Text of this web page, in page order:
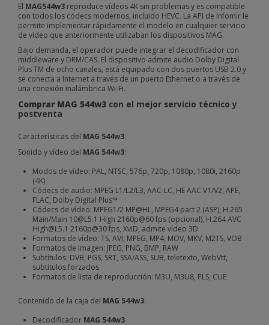
El MAG544w3 reproduce vídeos 4K sin problemas y es compatible
con todos los códecs modernos, incluido HEVC. La API de Infomir le
permite implementar rápidamente el modelo en cualquier servicio
de vídeo que anteriormente utilizaban los dispositivos MAG.
Bajo demanda, el operador puede integrar el decodificador con
middleware y DRM/CAS. El dispositivo admite audio Dolby Digital
Plus TM de ocho canales, está equipado con dos puertos USB 2.0 y
se conecta a Internet a través de un puerto Ethernet o a través de
una conexión inalámbrica Wi-Fi.
Comprar MAG 544w3 con el mejor servicio técnico y
postventa
Características del MAG 544w3
Sonido y vídeo del MAG 544w3:
Modos de vídeo: PAL, NTSC, 576p, 720p, 1080p, 1080i, 2160p
(4K)
Códecs de audio: MPEG L1/L2/L3, AAC-LC, HE AAC V1/V2, APE,
FLAC, Dolby Digital Plus™
Códecs de vídeo: MPEG1/2 MP@HL, MPEG4 part 2 (ASP), H.265
Main/Main 10@L5.1 High 2160p@60 fps (opcional), H.264 AVC
High@L5.1 2160p@30 fps, XviD, admite vídeo 3D
Formatos de vídeo: TS, AVI, MPEG, MP4, MOV, MKV, M2TS, VOB
Formatos de imagen: JPEG, PNG, BMP, RAW
Subtítulos: DVB, PGS, SRT, SSA/ASS, SUB, teletexto, WebVtt,
subtítulos forzados
Formatos de lista de reproducción: M3U, M3U8, PLS, CUE
Contenido de la caja del MAG 544w3:
Decodificador MAG 544w3